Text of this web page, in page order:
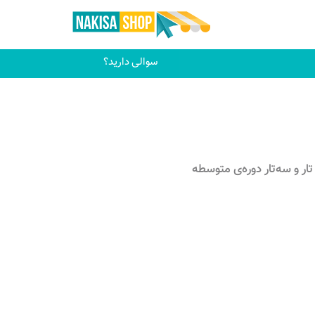
سوالی دارید؟
و سه‌تار دوره‌ی متوسطه